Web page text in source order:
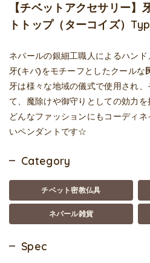
【チベットアクセサリー】
トトップ（ターコイズ）
ネパールの銀細工職人によるハンド
牙(キバ)をモチーフとしたクールな
牙は様々な地域の儀式で使用され
て、魔除けや御守りとしての効力を
どんなファッションにもコーディ
いペンダントです☆
Category
チベット密教仏具
ネパール雑貨
Spec